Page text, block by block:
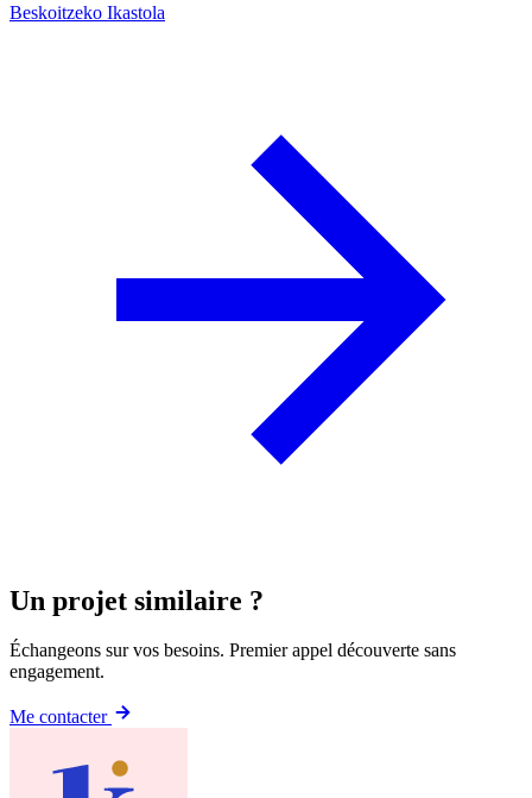
Beskoitzeko Ikastola
Un projet similaire ?
Échangeons sur vos besoins. Premier appel découverte sans
engagement.
Me contacter